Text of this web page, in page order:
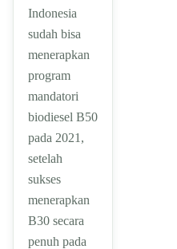
Indonesia
sudah bisa
menerapkan
program
mandatori
biodiesel B50
pada 2021,
setelah
sukses
menerapkan
B30 secara
penuh pada